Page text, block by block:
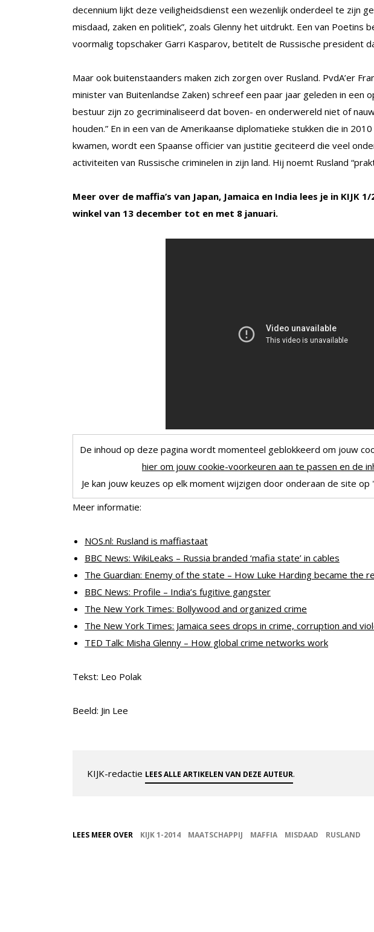
decennium lijkt deze veiligheidsdienst een wezenlijk onderdeel te zijn
misdaad, zaken en politiek”, zoals Glenny het uitdrukt. Een van Poetins
voormalig topschaker Garri Kasparov, betitelt de Russische president
Maar ook buitenstaanders maken zich zorgen over Rusland. PvdA’er
minister van Buitenlandse Zaken) schreef een paar jaar geleden in een
bestuur zijn zo gecriminaliseerd dat boven- en onderwereld niet of
houden.” En in een van de Amerikaanse diplomatieke stukken die in
kwamen, wordt een Spaanse officier van justitie geciteerd die veel
activiteiten van Russische criminelen in zijn land. Hij noemt Rusland
Meer over de maffia’s van Japan, Jamaica en India lees je in KIJK
winkel van 13 december tot en met 8 januari.
De inhoud op deze pagina wordt momenteel geblokkeerd om jouw
hier om jouw cookie-voorkeuren aan te passen en de
Je kan jouw keuzes op elk moment wijzigen door onderaan de site op
Meer informatie:
NOS.nl: Rusland is maffiastaat
BBC News: WikiLeaks – Russia branded ‘mafia state’ in cables
The Guardian: Enemy of the state – How Luke Harding became the
BBC News: Profile – India’s fugitive gangster
The New York Times: Bollywood and organized crime
The New York Times: Jamaica sees drops in crime, corruption and
TED Talk: Misha Glenny – How global crime networks work
Tekst: Leo Polak
Beeld: Jin Lee
KIJK-redactie LEES ALLE ARTIKELEN VAN DEZE AUTEUR.
LEES MEER OVER KIJK 1-2014 MAATSCHAPPIJ MAFFIA MISDAAD RUSLAND